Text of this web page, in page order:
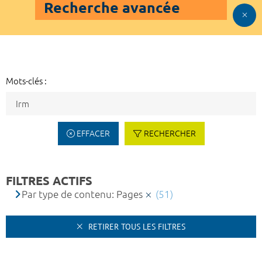
Recherche avancée
Mots-clés :
EFFACER RECHERCHER
FILTRES ACTIFS
Par type de contenu: Pages (51)
RETIRER TOUS LES FILTRES